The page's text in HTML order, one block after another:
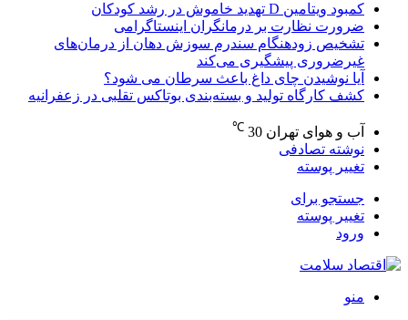
کمبود ویتامین D تهدید خاموش در رشد کودکان
ضرورت نظارت بر درمانگران اینستاگرامی
تشخیص زودهنگام سندرم سوزش دهان از درمان‌های
غیرضروری پیشگیری می‌کند
آیا نوشیدن چای داغ باعث سرطان می شود؟
کشف کارگاه تولید و بسته‌بندی بوتاکس تقلبی در زعفرانیه
آب و هوای تهران 30
℃
نوشته تصادفی
تغییر پوسته
جستجو برای
تغییر پوسته
ورود
منو